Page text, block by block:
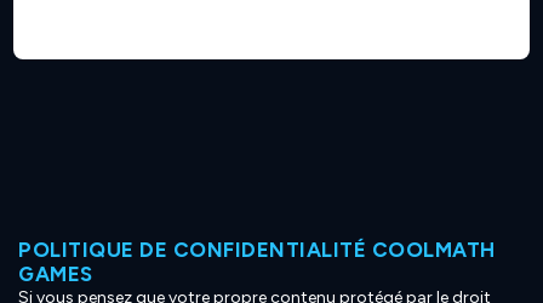
POLITIQUE DE CONFIDENTIALITÉ COOLMATH
GAMES
Si vous pensez que votre propre contenu protégé par le droit